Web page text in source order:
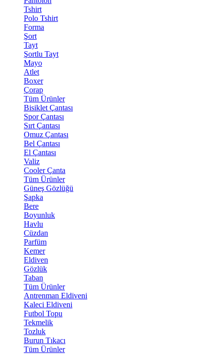
Tshirt
Polo Tshirt
Forma
Şort
Tayt
Şortlu Tayt
Mayo
Atlet
Boxer
Çorap
Tüm Ürünler
Bisiklet Çantası
Spor Çantası
Sırt Çantası
Omuz Çantası
Bel Çantası
El Çantası
Valiz
Cooler Çanta
Tüm Ürünler
Güneş Gözlüğü
Şapka
Bere
Boyunluk
Havlu
Cüzdan
Parfüm
Kemer
Eldiven
Gözlük
Taban
Tüm Ürünler
Antrenman Eldiveni
Kaleci Eldiveni
Futbol Topu
Tekmelik
Tozluk
Burun Tıkacı
Tüm Ürünler